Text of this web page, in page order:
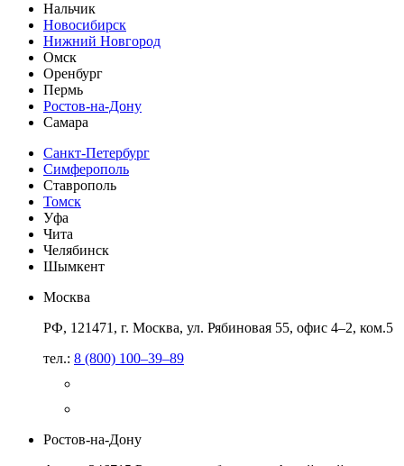
Нальчик
Новосибирск
Нижний Новгород
Омск
Оренбург
Пермь
Ростов-на-Дону
Самара
Санкт-Петербург
Симферополь
Ставрополь
Томск
Уфа
Чита
Челябинск
Шымкент
Москва
РФ, 121471, г. Москва, ул. Рябиновая 55, офис 4–2, ком.5
тел.: 8 (800) 100–39–89
Ростов-на-Дону